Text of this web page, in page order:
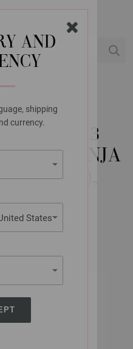
AND
shipping
currency.
States
ИЗ
(TANJA
50 CM